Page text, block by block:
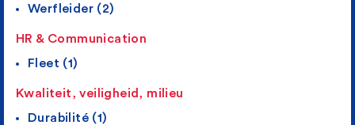
Werfleider (2)
HR & Communication
Fleet (1)
Kwaliteit, veiligheid, milieu
Durabilité (1)